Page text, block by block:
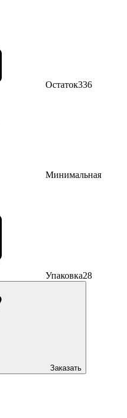
Остаток336
Минимальная
Упаковка28
Заказать